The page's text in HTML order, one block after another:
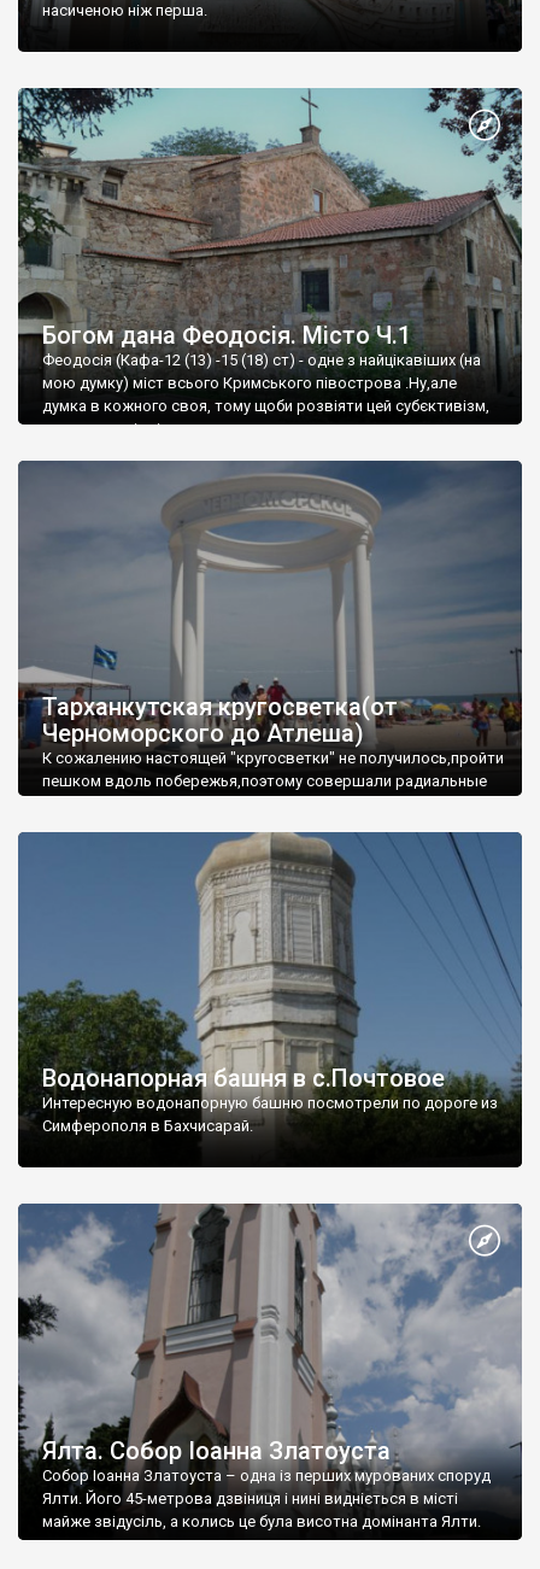
насиченою ніж перша.
Богом дана Феодосія. Місто Ч.1
Феодосія (Кафа-12 (13) -15 (18) ст) - одне з найцікавіших (на
мою думку) міст всього Кримського півострова .Ну,але
думка в кожного своя, тому щоби розвіяти цей субєктивізм,
запрошую відвідати це
Тарханкутская кругосветка(от
Черноморского до Атлеша)
К сожалению настоящей "кругосветки" не получилось,пройти
пешком вдоль побережья,поэтому совершали радиальные
Водонапорная башня в с.Почтовое
Интересную водонапорную башню посмотрели по дороге из
Симферополя в Бахчисарай.
Ялта. Собор Іоанна Златоуста
Собор Іоанна Златоуста – одна із перших мурованих споруд
Ялти. Його 45-метрова дзвіниця і нині видніється в місті
майже звідусіль, а колись це була висотна домінанта Ялти.